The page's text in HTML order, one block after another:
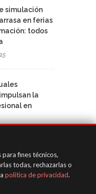
simulación
en ferias
todos
la
en
fines técnicos,
todas, rechazarlas o
política de privacidad.